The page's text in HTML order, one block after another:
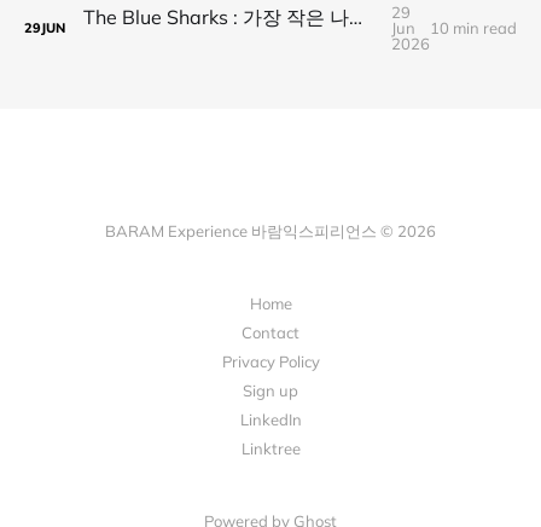
29JUN The Blue Sharks : 가장 작은 나라가 만든 가장 넓은 연결
29
Jun
2026
10 min read
BARAM Experience 바람익스피리언스 © 2026
Home
Contact
Privacy Policy
Sign up
LinkedIn
Linktree
Powered by Ghost